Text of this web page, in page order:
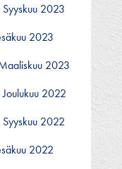
Syyskuu 2023
2023
2023
Joulukuu 2022
Syyskuu 2022
2022